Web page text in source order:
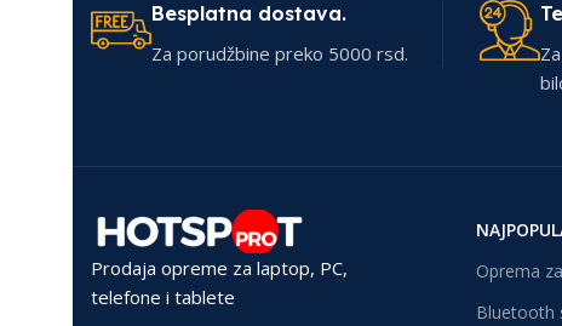
Besplatna dostava.
Za porudžbine preko 5000 rsd.
Prodaja opreme za laptop, PC,
telefone i tablete
Oprema
Bluetooth